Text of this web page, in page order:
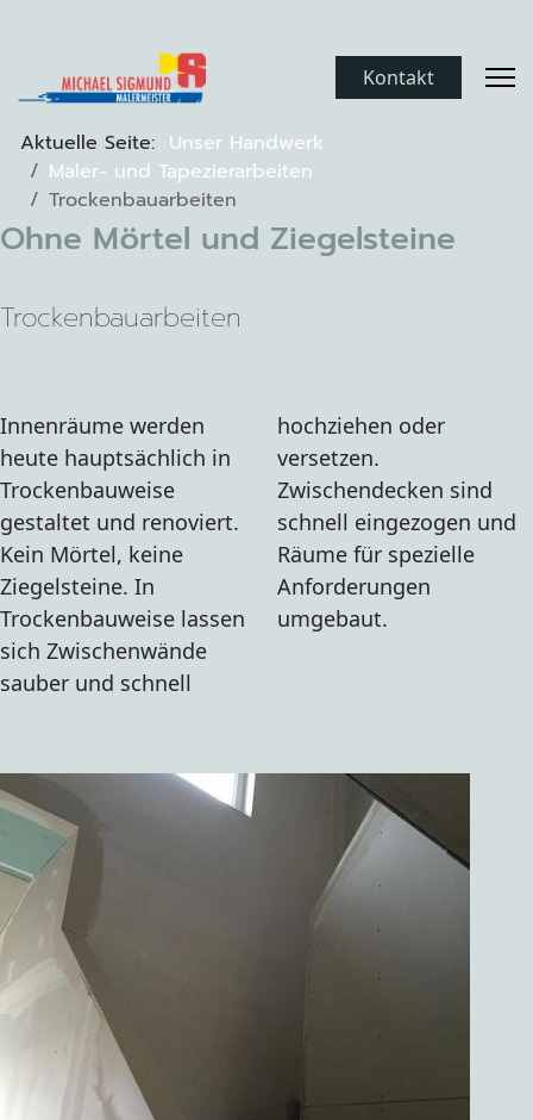
Kontakt
Aktuelle Seite: Unser Handwerk
Maler- und Tapezierarbeiten
Trockenbauarbeiten
Ohne Mörtel und Ziegelsteine
Trockenbauarbeiten
Innenräume werden
heute hauptsächlich in
Trockenbauweise
gestaltet und renoviert.
Kein Mörtel, keine
Ziegelsteine. In
Trockenbauweise lassen
sich Zwischenwände
sauber und schnell
hochziehen oder
versetzen.
Zwischendecken sind
schnell eingezogen und
Räume für spezielle
Anforderungen
umgebaut.